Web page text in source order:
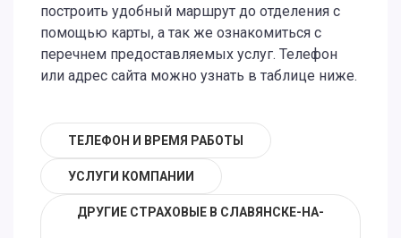
построить удобный маршрут до отделения с
помощью карты, а так же ознакомиться с
перечнем предоставляемых услуг. Телефон
или адрес сайта можно узнать в таблице ниже.
ТЕЛЕФОН И ВРЕМЯ РАБОТЫ
УСЛУГИ КОМПАНИИ
ДРУГИЕ СТРАХОВЫЕ В СЛАВЯНСКЕ-НА-